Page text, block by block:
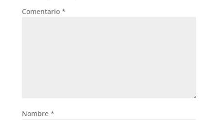
Comentario *
Nombre *